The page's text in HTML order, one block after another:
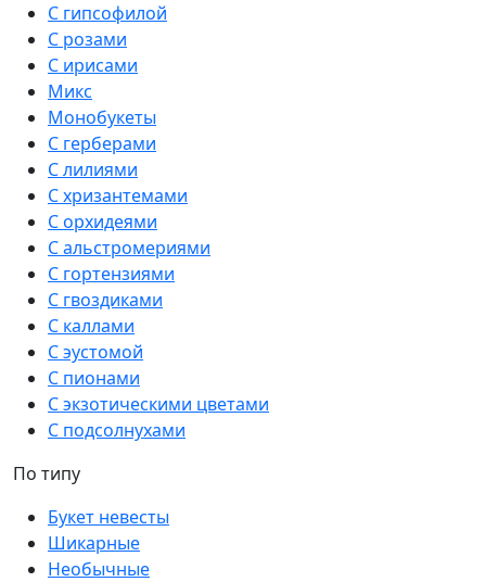
С гипсофилой
С розами
С ирисами
Микс
Монобукеты
С герберами
С лилиями
С хризантемами
С орхидеями
С альстромериями
С гортензиями
С гвоздиками
С каллами
С эустомой
С пионами
С экзотическими цветами
С подсолнухами
По типу
Букет невесты
Шикарные
Необычные